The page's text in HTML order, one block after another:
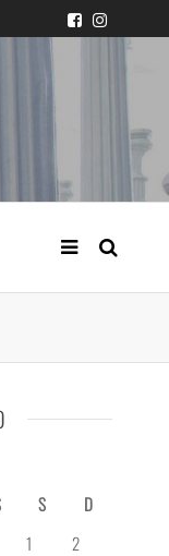
S
D
1
2